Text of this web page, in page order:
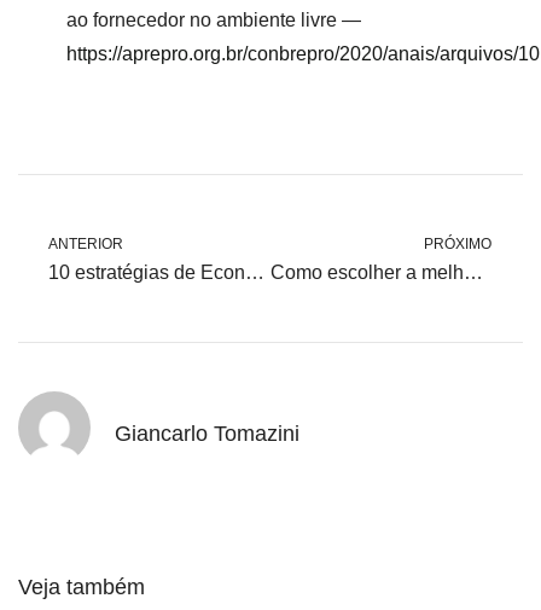
ao fornecedor no ambiente livre —
https://aprepro.org.br/conbrepro/2020/anais/arquivos/
ANTERIOR
10 estratégias de Economia de energia para reduzir sua conta de luz
PRÓXIMO
Como escolher a melhor modalidade tarifária para redução de custos
Giancarlo Tomazini
Veja também